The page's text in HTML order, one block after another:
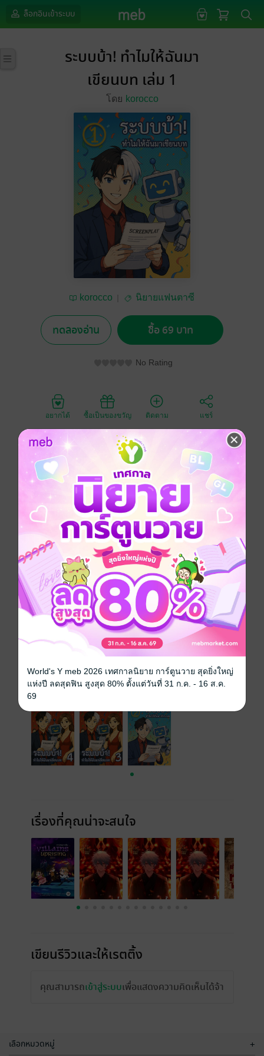
ล็อกอินเข้าระบบ
ระบบบ้า! ทำไมให้ฉันมา
เขียนบท เล่ม 1
โดย korocco
korocco นิยายแฟนตาซี
ทดลองอ่าน ซื้อ 69 บาท
No Rating
อยากได้ ซื้อเป็นของขวัญ ติดตาม แชร์
เมื่อ เต๋อ ชายหนุ่มธรรมดา ถูกเรียกตัวมาเป็นนักเขียนบท
พร้อมระบบสร้างสรรค์วรรณกรรมขั้นเทพ ในการแข่งขัน
การแข่งขัน สุดยอดเยาวชนคนเขียนบทละคร เค้าจะ
รับมือกับสถานการณ์ยังไง!
แฟนตาซี ทะลุมิติ ตลก
ระบบบ้า! ทำไมให้ฉันมาเขียนบท
ประเภทไฟล์ pdf, epub (สารบัญ)
วันที่วางขาย 16 มิถุนายน 2568
130 หน้า (≈ 16,327 คำ)
69 บาท
เล่มอื่นๆ ในซีรีส์ ดูทั้งหมด
เรื่องที่คุณน่าจะสนใจ
เขียนรีวิวและให้เรตติ้ง
คุณสามารถเข้าสู่ระบบเพื่อแสดงความคิดเห็นได้จ้า
เลือกหมวดหมู่ +
World's Y meb 2026 เทศกาลนิยาย การ์ตูนวาย สุดยิ่งใหญ่
แห่งปี ลดสุดฟิน สูงสุด 80% ตั้งแต่วันที่ 31 ก.ค. - 16 ส.ค.
69